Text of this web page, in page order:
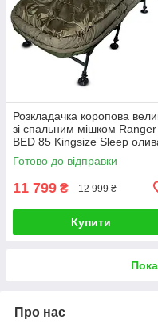
Розкладачка коропова
зі спальним мішком Ranger
BED 85 Kingsize Sleep
Готово до відправки
11 799 ₴ 12 999 ₴
Купити
Про нас